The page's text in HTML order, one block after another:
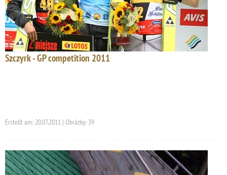
Szczyrk - GP competition 2011
Erstellt am: 20.07.2011 | Obrázky: 39